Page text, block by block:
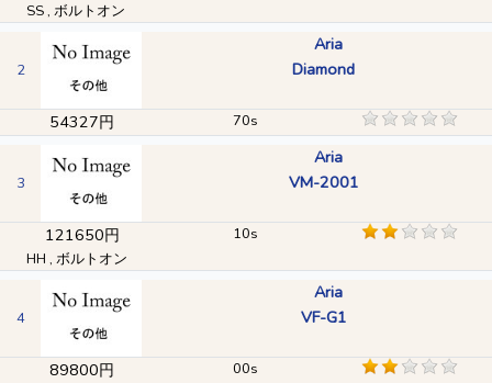
SS , ボルトオン
2
Aria
Diamond
54327円 70s
3
Aria
VM-2001
121650円
10s
HH , ボルトオン
4
Aria
VF-G1
89800円
00s